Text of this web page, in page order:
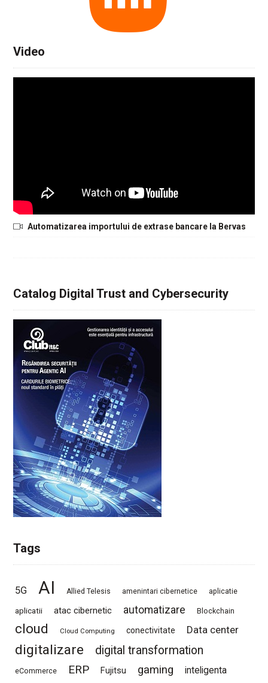
Video
Automatizarea importului de extrase bancare la Bervas
Catalog Digital Trust and Cybersecurity
Tags
5G AI Allied Telesis amenintari cibernetice aplicatie
aplicatii atac cibernetic automatizare Blockchain
cloud Cloud Computing conectivitate Data center
digitalizare digital transformation
eCommerce ERP Fujitsu gaming inteligenta